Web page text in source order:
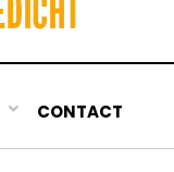
CONTACT